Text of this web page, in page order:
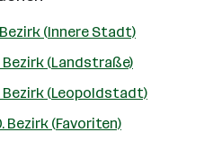
(Innere Stadt)
(Landstraße)
Bezirk (Leopoldstadt)
Bezirk (Favoriten)